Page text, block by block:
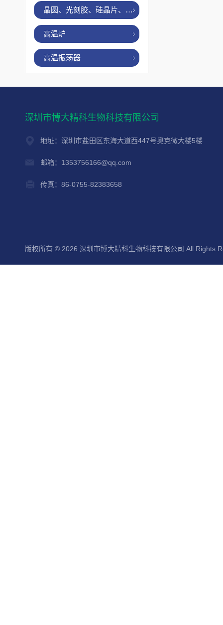
晶圆、光刻胶、硅晶片、烤胶机
高温炉
高温振荡器
深圳市博大精科生物科技有限公司
地址：深圳市盐田区东海大道西447号奥克微大楼5楼
邮箱：1353756166@qq.com
传真：86-0755-82383658
版权所有 © 2026 深圳市博大精科生物科技有限公司 All Rights